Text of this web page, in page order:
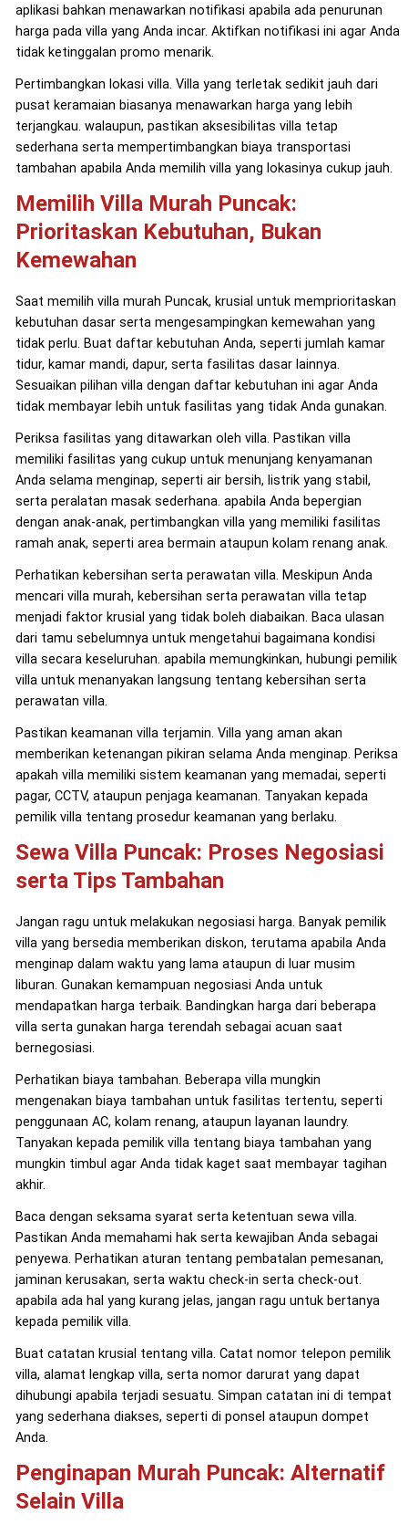
aplikasi bahkan menawarkan notifikasi apabila ada penurunan
harga pada villa yang Anda incar. Aktifkan notifikasi ini agar Anda
tidak ketinggalan promo menarik.
Pertimbangkan lokasi villa. Villa yang terletak sedikit jauh dari
pusat keramaian biasanya menawarkan harga yang lebih
terjangkau. walaupun, pastikan aksesibilitas villa tetap
sederhana serta mempertimbangkan biaya transportasi
tambahan apabila Anda memilih villa yang lokasinya cukup jauh.
Memilih Villa Murah Puncak:
Prioritaskan Kebutuhan, Bukan
Kemewahan
Saat memilih villa murah Puncak, krusial untuk memprioritaskan
kebutuhan dasar serta mengesampingkan kemewahan yang
tidak perlu. Buat daftar kebutuhan Anda, seperti jumlah kamar
tidur, kamar mandi, dapur, serta fasilitas dasar lainnya.
Sesuaikan pilihan villa dengan daftar kebutuhan ini agar Anda
tidak membayar lebih untuk fasilitas yang tidak Anda gunakan.
Periksa fasilitas yang ditawarkan oleh villa. Pastikan villa
memiliki fasilitas yang cukup untuk menunjang kenyamanan
Anda selama menginap, seperti air bersih, listrik yang stabil,
serta peralatan masak sederhana. apabila Anda bepergian
dengan anak-anak, pertimbangkan villa yang memiliki fasilitas
ramah anak, seperti area bermain ataupun kolam renang anak.
Perhatikan kebersihan serta perawatan villa. Meskipun Anda
mencari villa murah, kebersihan serta perawatan villa tetap
menjadi faktor krusial yang tidak boleh diabaikan. Baca ulasan
dari tamu sebelumnya untuk mengetahui bagaimana kondisi
villa secara keseluruhan. apabila memungkinkan, hubungi pemilik
villa untuk menanyakan langsung tentang kebersihan serta
perawatan villa.
Pastikan keamanan villa terjamin. Villa yang aman akan
memberikan ketenangan pikiran selama Anda menginap. Periksa
apakah villa memiliki sistem keamanan yang memadai, seperti
pagar, CCTV, ataupun penjaga keamanan. Tanyakan kepada
pemilik villa tentang prosedur keamanan yang berlaku.
Sewa Villa Puncak: Proses Negosiasi
serta Tips Tambahan
Jangan ragu untuk melakukan negosiasi harga. Banyak pemilik
villa yang bersedia memberikan diskon, terutama apabila Anda
menginap dalam waktu yang lama ataupun di luar musim
liburan. Gunakan kemampuan negosiasi Anda untuk
mendapatkan harga terbaik. Bandingkan harga dari beberapa
villa serta gunakan harga terendah sebagai acuan saat
bernegosiasi.
Perhatikan biaya tambahan. Beberapa villa mungkin
mengenakan biaya tambahan untuk fasilitas tertentu, seperti
penggunaan AC, kolam renang, ataupun layanan laundry.
Tanyakan kepada pemilik villa tentang biaya tambahan yang
mungkin timbul agar Anda tidak kaget saat membayar tagihan
akhir.
Baca dengan seksama syarat serta ketentuan sewa villa.
Pastikan Anda memahami hak serta kewajiban Anda sebagai
penyewa. Perhatikan aturan tentang pembatalan pemesanan,
jaminan kerusakan, serta waktu check-in serta check-out.
apabila ada hal yang kurang jelas, jangan ragu untuk bertanya
kepada pemilik villa.
Buat catatan krusial tentang villa. Catat nomor telepon pemilik
villa, alamat lengkap villa, serta nomor darurat yang dapat
dihubungi apabila terjadi sesuatu. Simpan catatan ini di tempat
yang sederhana diakses, seperti di ponsel ataupun dompet
Anda.
Penginapan Murah Puncak: Alternatif
Selain Villa